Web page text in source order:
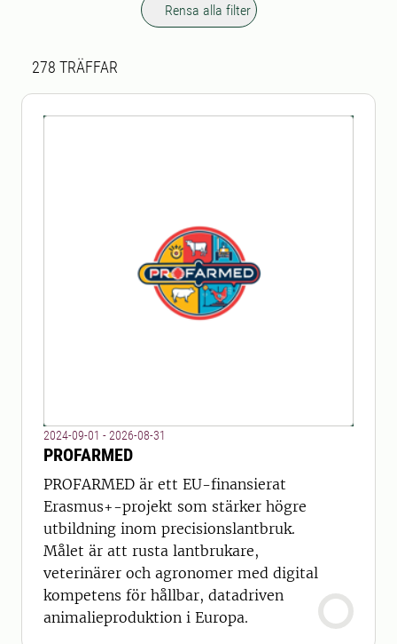
Rensa alla filter
Sökresultat
278 TRÄFFAR
2024-09-01 - 2026-08-31
PROFARMED
PROFARMED är ett EU-finansierat
Erasmus+-projekt som stärker högre
utbildning inom precisionslantbruk.
Målet är att rusta lantbrukare,
veterinärer och agronomer med digital
kompetens för hållbar, datadriven
animalieproduktion i Europa.